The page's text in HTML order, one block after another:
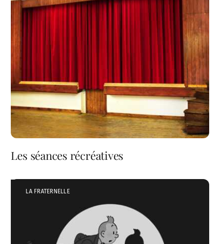
Les séances récréatives
LA FRATERNELLE